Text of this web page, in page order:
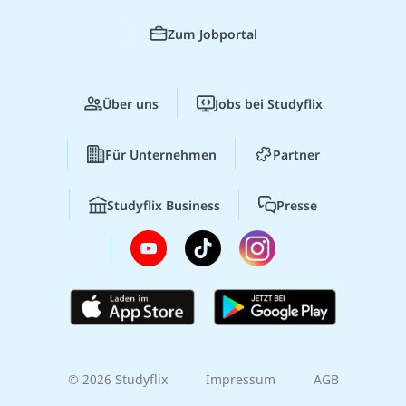
Zum Jobportal
Über uns Jobs bei Studyflix
Für Unternehmen Partner
Studyflix Business Presse
© 2026 Studyflix Impressum AGB